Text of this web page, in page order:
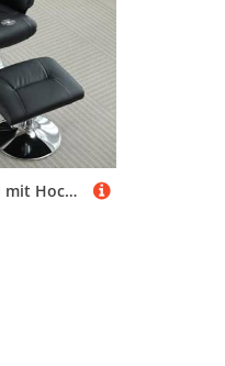
DEKKETO Relaxsessel mit Hocker, Fernsehsessel mit Liegefunktion, TV Sessel mit Metallfußstütze und Seitentasche, 360° Drehstuhl Wohnzimmer, PU Leder, Schwarz